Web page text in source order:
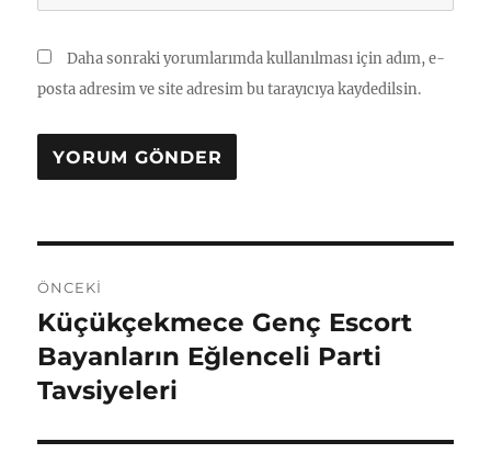
Daha sonraki yorumlarımda kullanılması için adım, e-
posta adresim ve site adresim bu tarayıcıya kaydedilsin.
gezinmesi
ÖNCEKI
Önceki
yazı:
Küçükçekmece Genç Escort
Bayanların Eğlenceli Parti
Tavsiyeleri